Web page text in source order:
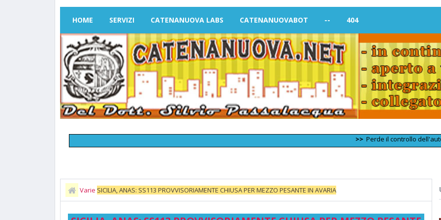
HOME SERVIZI CATENANUOVA LABS CATENANUOVABOT -- 404
Perde il controllo dell'auto e si
Varie SICILIA, ANAS: SS113 PROVVISORIAMENTE CHIUSA PER MEZZO PESANTE IN AVARIA